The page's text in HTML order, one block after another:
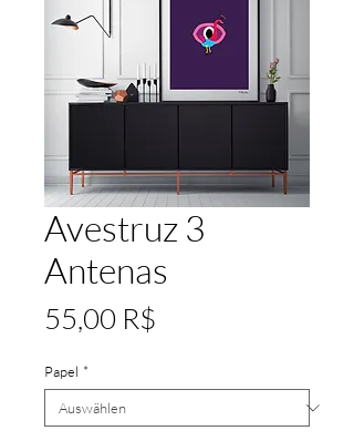
Avestruz 3
Antenas
55,00 R$
Papel *